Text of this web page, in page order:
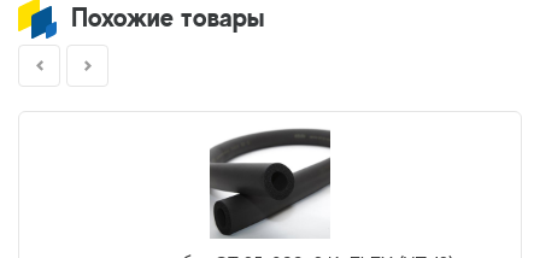
Похожие товары